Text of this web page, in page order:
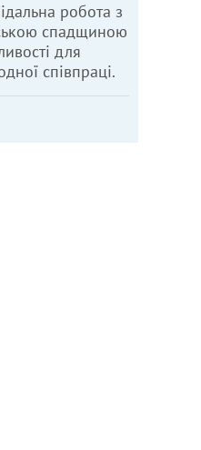
робота з
спадщиною
для
співпраці.